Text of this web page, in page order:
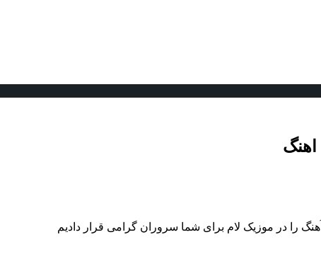
را در موزیک لام برای شما سروران گرامی قرار دادیم